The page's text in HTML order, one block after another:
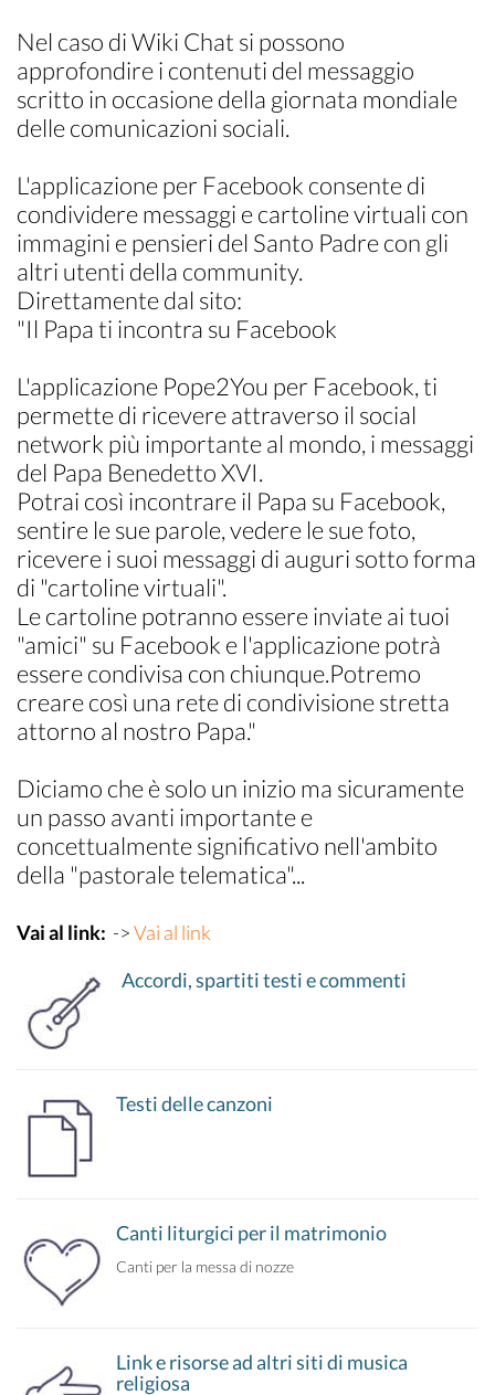
Nel caso di Wiki Chat si possono
approfondire i contenuti del messaggio
scritto in occasione della giornata mondiale
delle comunicazioni sociali.
L'applicazione per Facebook consente di
condividere messaggi e cartoline virtuali con
immagini e pensieri del Santo Padre con gli
altri utenti della community.
Direttamente dal sito:
"Il Papa ti incontra su Facebook
L'applicazione Pope2You per Facebook, ti
permette di ricevere attraverso il social
network più importante al mondo, i messaggi
del Papa Benedetto XVI.
Potrai così incontrare il Papa su Facebook,
sentire le sue parole, vedere le sue foto,
ricevere i suoi messaggi di auguri sotto forma
di "cartoline virtuali".
Le cartoline potranno essere inviate ai tuoi
"amici" su Facebook e l'applicazione potrà
essere condivisa con chiunque.Potremo
creare così una rete di condivisione stretta
attorno al nostro Papa."
Diciamo che è solo un inizio ma sicuramente
un passo avanti importante e
concettualmente significativo nell'ambito
della "pastorale telematica"...
Vai al link: ->Vai al link
Accordi, spartiti testi e commenti
Testi delle canzoni
Canti liturgici per il matrimonio
Canti per la messa di nozze
Link e risorse ad altri siti di musica
religiosa